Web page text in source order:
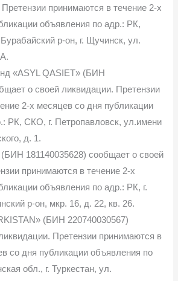
принимаются в течение 2-х
объявления по адр.: РК,
р-он, г. Щучинск, ул.
«ASYL QASIET» (БИН
о своей ликвидации. Претензии
2-х месяцев со дня публикации
РК, СКО, г. Петропавловск, ул.имени
д. 1.
181140035628) сообщает о своей
принимаются в течение 2-х
объявления по адр.: РК, г.
р-он, мкр. 16, д. 22, кв. 26.
(БИН 220740030567)
Претензии принимаются в
со дня публикации объявления по
обл., г. Туркестан, ул.